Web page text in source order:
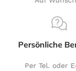
Persönliche
Per Tel. oder